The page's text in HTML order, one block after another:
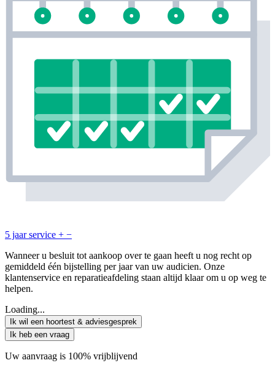
5 jaar service + −
Wanneer u besluit tot aankoop over te gaan heeft u nog recht op
gemiddeld één bijstelling per jaar van uw audicien. Onze
klantenservice en reparatieafdeling staan altijd klaar om u op weg te
helpen.
Loading...
Ik wil een hoortest & adviesgesprek
Ik heb een vraag
Uw aanvraag is 100% vrijblijvend